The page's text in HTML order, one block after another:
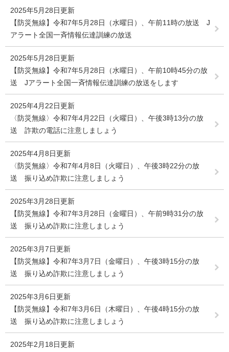
2025年5月28日更新
【防災無線】令和7年5月28日（水曜日）、午前11時の放送 J
アラート全国一斉情報伝達訓練の放送
2025年5月28日更新
【防災無線】令和7年5月28日（水曜日）、午前10時45分の放
送 Jアラート全国一斉情報伝達訓練の放送をします
2025年4月22日更新
〈防災無線〉令和7年4月22日（火曜日）、午後3時13分の放
送 詐欺の電話に注意しましょう
2025年4月8日更新
〈防災無線〉令和7年4月8日（火曜日）、午後3時22分の放
送 振り込め詐欺に注意しましょう
2025年3月28日更新
【防災無線】令和7年3月28日（金曜日）、午前9時31分の放
送 振り込め詐欺に注意しましょう
2025年3月7日更新
【防災無線】令和7年3月7日（金曜日）、午後3時15分の放
送 振り込め詐欺に注意しましょう
2025年3月6日更新
【防災無線】令和7年3月6日（木曜日）、午後4時15分の放
送 振り込め詐欺に注意しましょう
2025年2月18日更新